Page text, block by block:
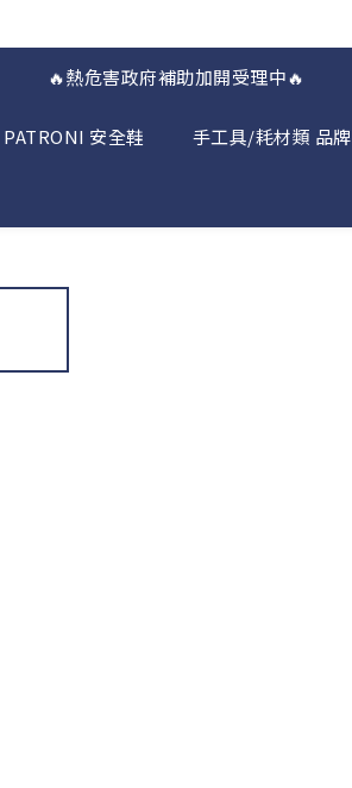
🔥熱危害政府補助加開受理中🔥
PATRONI 安全鞋 手工具/耗材類 品牌